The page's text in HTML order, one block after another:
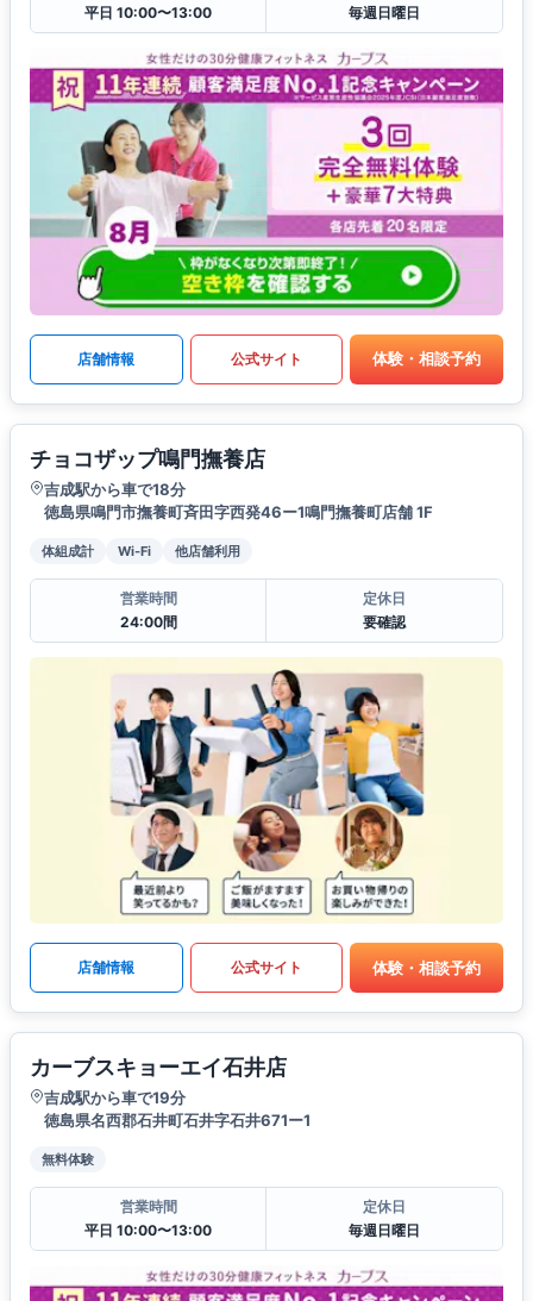
平日 10:00〜13:00
毎週日曜日
店舗情報 公式サイト 体験・相談予約
チョコザップ鳴門撫養店
吉成駅から車で18分
徳島県鳴門市撫養町斉田字西発46ー1鳴門撫養町店舗 1F
体組成計 Wi-Fi 他店舗利用
営業時間
24:00間
定休日
要確認
店舗情報 公式サイト 体験・相談予約
カーブスキョーエイ石井店
吉成駅から車で19分
徳島県名西郡石井町石井字石井671ー1
無料体験
営業時間
平日 10:00〜13:00
定休日
毎週日曜日